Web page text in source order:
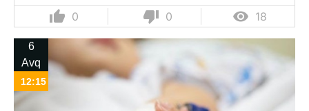
thumb_up 0 thumb_down 0  18
6
Avq
12:15